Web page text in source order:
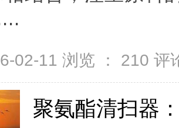
02-11 浏览 ： 210 评
聚氨酯清扫器